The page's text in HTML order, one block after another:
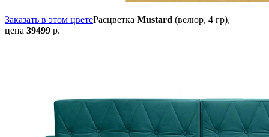
Заказать в этом цветеРасцветка Mustard (велюр, 4 гр),
цена 39499 р.